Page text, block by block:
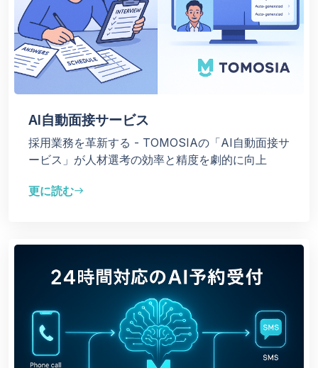
AI自動面接サービス
採用業務を革新する - TOMOSIAの「AI自動面接サ
ービス」が人材選考の効率と精度を劇的に向上
更に読むeast